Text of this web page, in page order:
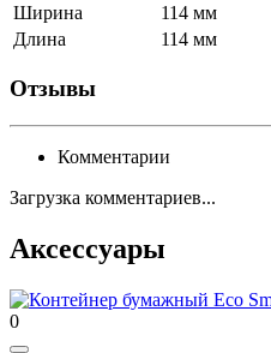
Ширина
114 мм
Длина
114 мм
Отзывы
Комментарии
Загрузка комментариев...
Аксессуары
0